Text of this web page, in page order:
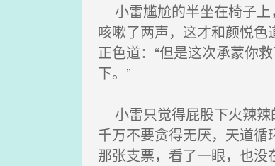
小雷尴尬的半坐在椅子上
咳嗽了两声，这才和颜悦
正色道：“但是这次承蒙你
下。”
小雷只觉得屁股下火辣辣
千万不要贪得无厌，天道
那张支票，看了一眼，也没